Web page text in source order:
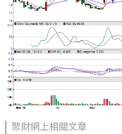
聚財網上相關文章